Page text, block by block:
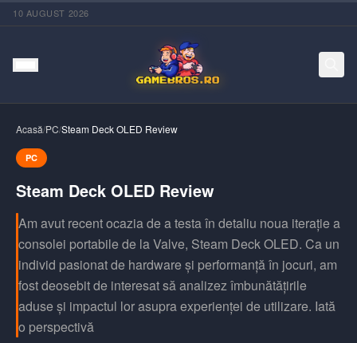
10 AUGUST 2026
Acasă/PC/Steam Deck OLED Review
PC
Steam Deck OLED Review
Am avut recent ocazia de a testa în detaliu noua iterație a
consolei portabile de la Valve, Steam Deck OLED. Ca un
individ pasionat de hardware și performanță în jocuri, am
fost deosebit de interesat să analizez îmbunătățirile
aduse și impactul lor asupra experienței de utilizare. Iată
o perspectivă